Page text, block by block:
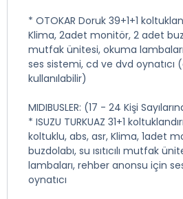
* OTOKAR Doruk 39+1+1
Klima, 2adet monitör, 2 adet
mutfak ünitesi, okuma
ses sistemi, cd ve dvd
kullanılabilir)
MIDIBUSLER: (17 - 24 Kişi
* ISUZU TURKUAZ 31+1
koltuklu, abs, asr, Klima, 1adet
buzdolabı, su ısıtıcılı mutfak
lambaları, rehber anonsu için
oynatıcı